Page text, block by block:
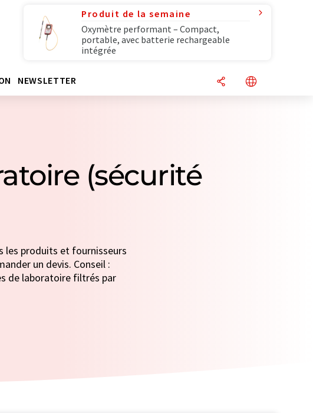
Produit de la semaine
Oxymètre performant – Compact,
portable, avec batterie rechargeable
intégrée
NEWSLETTER
(sécurité
les produits et fournisseurs
un devis. Conseil :
de laboratoire filtrés par